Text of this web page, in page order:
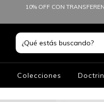
10% OFF CON
Colecciones